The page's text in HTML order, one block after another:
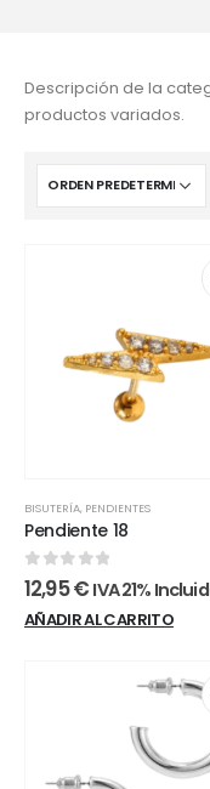
Descripción de la
productos variados.
BISUTERÍA, PENDIENTES
Pendiente 18
0out of 5
12,95€ IVA 21%
AÑADIR AL CARRITO